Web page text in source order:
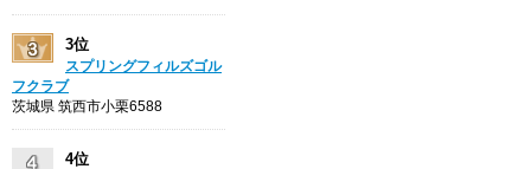
3位
スプリングフィルズゴル
フクラブ
茨城県 筑西市小栗6588
4位